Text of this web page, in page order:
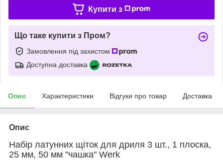
Купити з
Що таке купити з Пром?
Замовлення під захистом
Доступна доставка
Опис Характеристики Відгуки про товар Доставка
Опис
Набір латунних щіток для дриля 3 шт., 1 плоска,
25 мм, 50 мм "чашка" Werk